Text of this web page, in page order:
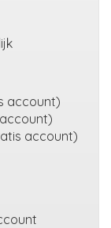
account)
account)